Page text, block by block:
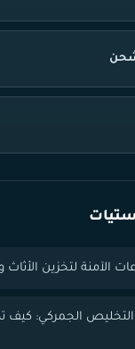
الآمنة لتخزين الأثاث
التخليص الجمركي: